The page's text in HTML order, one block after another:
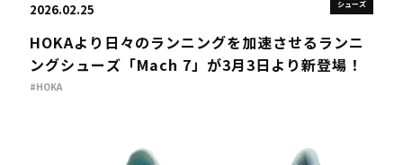
シューズ
2026.02.25
HOKAより日々のランニングを加速させるランニ
ングシューズ「Mach 7」が3月3日より新登場！
#HOKA